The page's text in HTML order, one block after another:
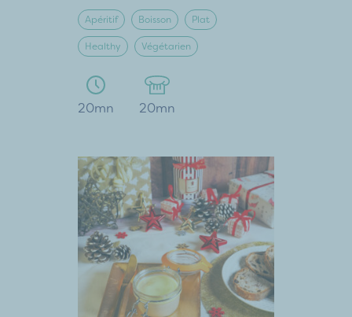
Apéritif Boisson Plat
Healthy Végétarien
20mn 20mn